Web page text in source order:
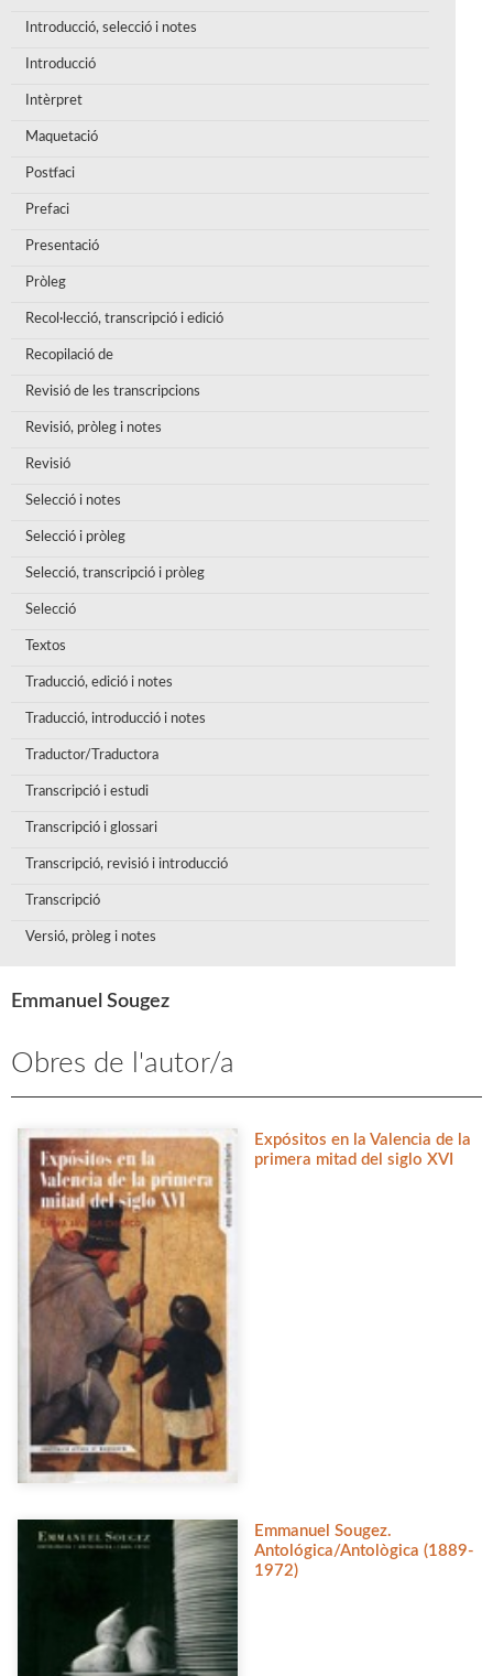
Introducció, selecció i notes
Introducció
Intèrpret
Maquetació
Postfaci
Prefaci
Presentació
Pròleg
Recol·lecció, transcripció i edició
Recopilació de
Revisió de les transcripcions
Revisió, pròleg i notes
Revisió
Selecció i notes
Selecció i pròleg
Selecció, transcripció i pròleg
Selecció
Textos
Traducció, edició i notes
Traducció, introducció i notes
Traductor/Traductora
Transcripció i estudi
Transcripció i glossari
Transcripció, revisió i introducció
Transcripció
Versió, pròleg i notes
Emmanuel Sougez
Obres de l'autor/a
Expósitos en la Valencia de la
primera mitad del siglo XVI
Emmanuel Sougez.
Antológica/Antològica (1889-
1972)